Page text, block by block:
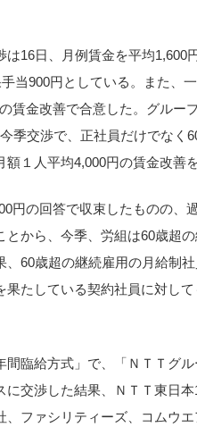
は16日、月例賃金を平均1,600
当900円としている。また、
賃金改善で合意した。グルー
季交渉で、正社員だけでな
額１人平均4,000円の賃金改善
円の回答で収束したものの、
とから、今季、労組は60歳超
60歳超の継続雇用の月給制
果たしている契約社員に対し
間臨給方式」で、「ＮＴＴグ
交渉した結果、ＮＴＴ東日
ファシリティーズ、コムウ